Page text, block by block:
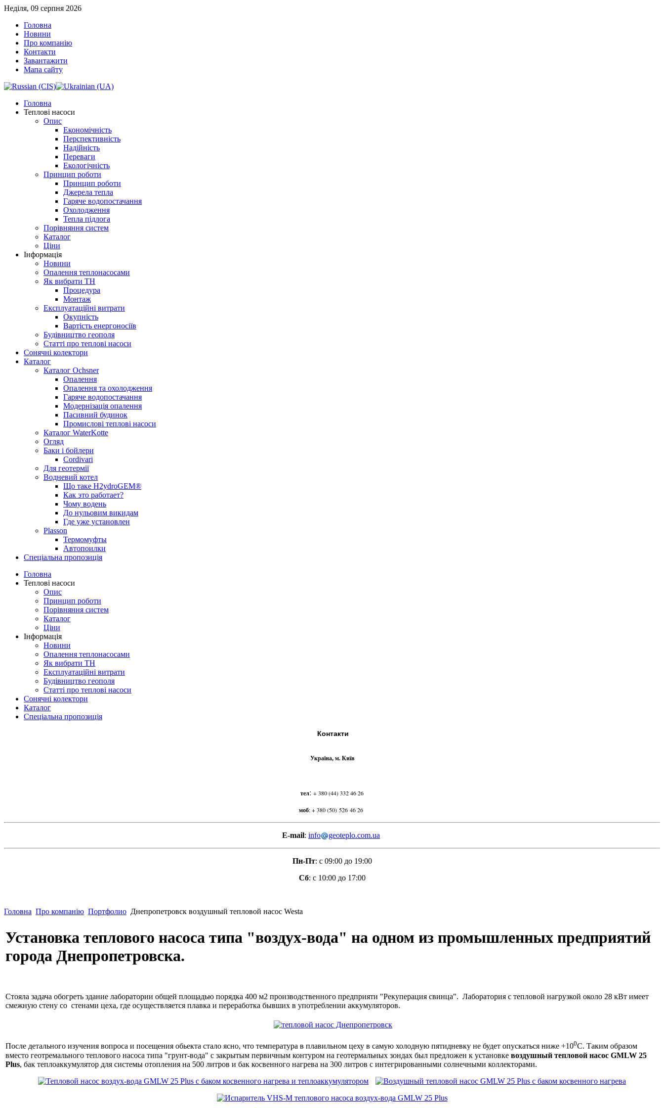
Неділя, 09 серпня 2026
Головна
Новини
Про компанію
Контакти
Завантажити
Мапа сайту
Головна
Теплові насоси
Опис
Економічність
Перспективність
Надійність
Переваги
Екологічність
Принцип роботи
Принцип роботи
Джерела тепла
Гаряче водопостачання
Охолодження
Тепла підлога
Порівняння систем
Каталог
Ціни
Інформація
Новини
Опалення теплонасосами
Як вибрати ТН
Процедура
Монтаж
Експлуатаційні витрати
Окупність
Вартість енергоносіїв
Будівництво геополя
Статті про теплові насоси
Сонячні колектори
Каталог
Каталог Ochsner
Опалення
Опалення та охолодження
Гаряче водопостачання
Модернізація опалення
Пасивний будинок
Промислові теплові насоси
Каталог WaterKotte
Огляд
Баки і бойлери
Cordivari
Для геотермії
Водневий котел
Що таке H2ydroGEM®
Как это работает?
Чому водень
До нульовим викидам
Где уже установлен
Plasson
Термомуфты
Автопоилки
Спеціальна пропозиція
Головна
Теплові насоси
Опис
Принцип роботи
Порівняння систем
Каталог
Ціни
Інформація
Новини
Опалення теплонасосами
Як вибрати ТН
Експлуатаційні витрати
Будівництво геополя
Статті про теплові насоси
Сонячні колектори
Каталог
Спеціальна пропозиція
Контакти
Україна, м. Київ
тел: + 380 (44) 332 46 26
моб:+ 380 (50) 526 46 26
E-mail: info geoteplo.com.ua
Пн-Пт: с 09:00 до 19:00
Сб: с 10:00 до 17:00
Головна Про компанію Портфолио Днепропетровск воздушный тепловой насос Westa
Установка теплового насоса типа "воздух-вода" на одном из промышленных предприятий
города Днепропетровска.
Стояла задача обогреть здание лаборатории общей площадью порядка 400 м2 производственного предприяти "Рекуперация свинца". Лаборатория с тепловой нагрузкой около 28 кВт имеет
смежную стену со стенами цеха, где осуществляется плавка и переработка бывших в употреблении аккумуляторов.
После детального изучения вопроса и посещения обьекта стало ясно, что температура в плавильном цеху в самую холодную пятидневку не будет опускаться ниже +100С. Таким образом
вместо геотремального теплового насоса типа "грунт-вода" с закрытым первичным контуром на геотермальных зондах был предложен к установке воздушный тепловой насос GMLW 25
Plus, бак теплоаккумулятор для системы отопления на 500 литров и бак косвенного нагрева на 300 литров с интегрированными солнечными коллекторами.